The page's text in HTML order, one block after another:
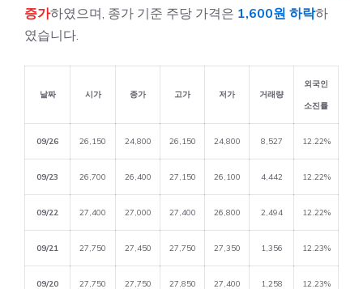
증가하였으며, 종가 기준 주당 가격은 1,600원 하락하
였습니다.
날짜 시가 종가 고가 저가 거래량
외국인
소진률
09/26 26,150 24,800 26,150 24,800 8,527 12.22%
09/23 26,700 26,400 27,150 26,100 4,442 12.22%
09/22 27,400 27,000 27,400 26,800 2,494 12.22%
09/21 27,750 27,450 27,750 27,350 1,356 12.23%
09/20 27,750 27,750 27,850 27,400 1,258 12.23%